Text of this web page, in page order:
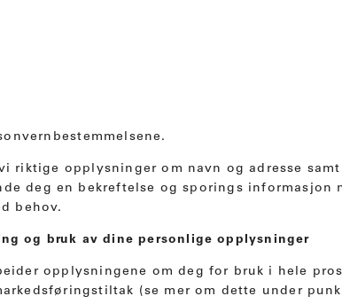
riktige opplysninger om navn og adresse
deg en bekreftelse og sporings informasjon
behov.
og bruk av dine personlige opplysninger
opplysningene om deg for bruk i hele
(se mer om dette under